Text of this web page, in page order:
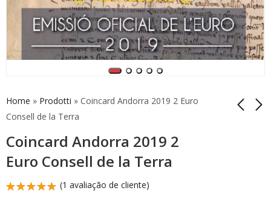
Home » Prodotti » Coincard Andorra 2019 2 Euro
Consell de la Terra
Coincard Andorra 2019 2
Euro Consell de la Terra
Série Completa
(1 avaliação de cliente)